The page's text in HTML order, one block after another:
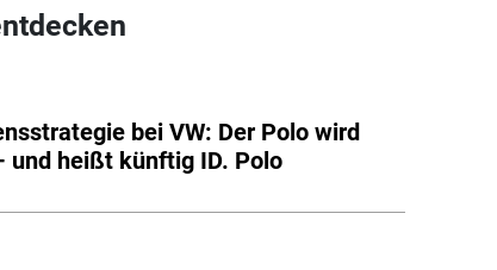
bei VW: Der Polo wird
und heißt künftig ID. Polo